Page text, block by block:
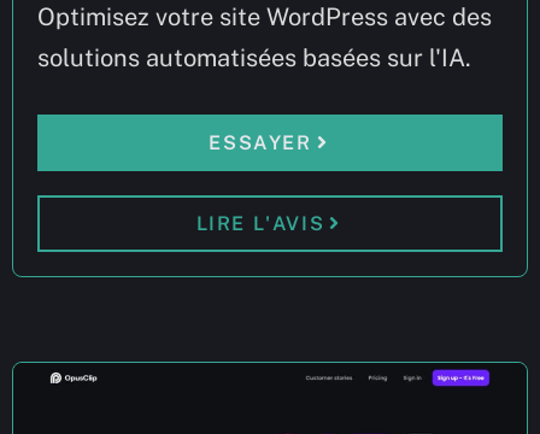
Optimisez votre site WordPress avec des
solutions automatisées basées sur l'IA.
ESSAYER
LIRE L'AVIS